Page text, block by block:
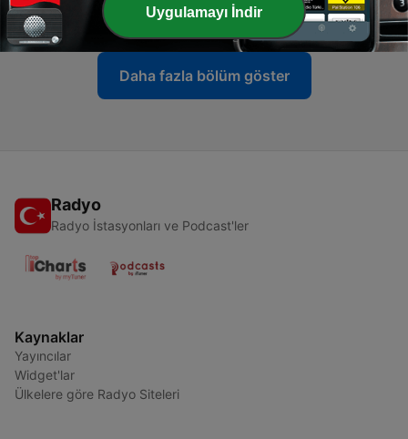
04 Ağu 2026
Daha fazla bölüm göster
Radyo
Radyo İstasyonları ve Podcast'ler
Kaynaklar
Yayıncılar
Widget'lar
Ülkelere göre Radyo Siteleri
Uygulamayı İndir